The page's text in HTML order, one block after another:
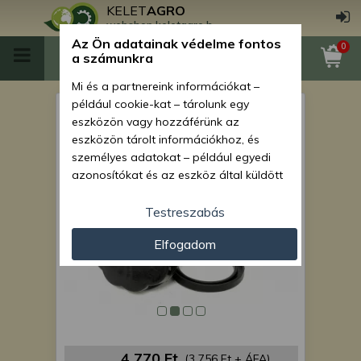
KELETAGRO
webshop.keletagro.hu
0
Force 435 üzemanyagtartály
sapka
Az Ön adatainak védelme fontos
a számunkra
Mi és a partnereink információkat –
például cookie-kat – tárolunk egy
eszközön vagy hozzáférünk az
eszközön tárolt információkhoz, és
személyes adatokat – például egyedi
azonosítókat és az eszköz által küldött
személyre szabott hirdetések és
tartalom nyújtásához, hirdetés- és
tartalomméréshez, nézettségi adatok
gyűjtéséhez, valamint termékek
kifejlesztéséhez és a termékek
javításához. Az Ön engedélyével mi és a
partnereink eszközleolvasásos
adatokat és azonosítási információkat
Testreszabás
Elfogadom